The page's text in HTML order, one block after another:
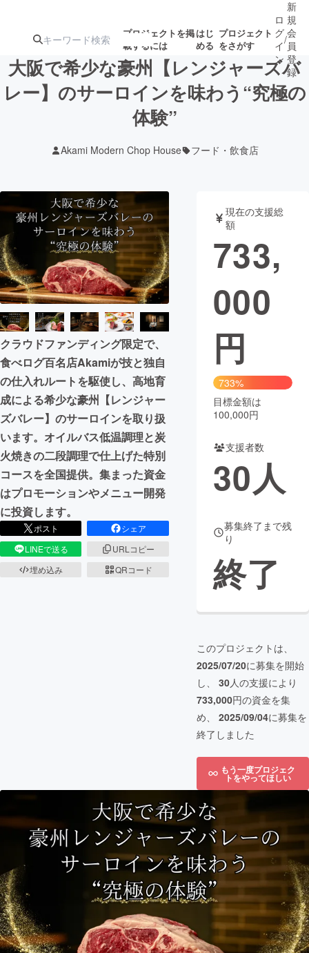
プロジェクトを掲
載するには
はじ
める
プロジェクト
をさがす
注目の新着プロ募集終了が近いプ
テクノロジー・ガジェット
映像・映画 書籍・雑誌
ビジネス・起業 チャレンジ
まちづくり・地域活性化
CAMPFIRE for Social Good
CAMPFIRE Creation
CAMPFIREふるさと納税machi-ya コミュニティ
ロ
グ
イ
ン
/
新
規
会
員
登
録
大阪で希少な豪州【レンジャーズバ
レー】のサーロインを味わう“究極の
体験”
Akami Modern Chop House フード・飲食店
クラウドファンディング限定で、
食べログ百名店Akamiが技と独自
の仕入れルートを駆使し、高地育
成による希少な豪州【レンジャー
ズバレー】のサーロインを取り扱
います。オイルバス低温調理と炭
火焼きの二段調理で仕上げた特別
コースを全国提供。集まった資金
はプロモーションやメニュー開発
に投資します。
ポスト
シェア
LINEで送る
URLコピー
埋め込み
QRコード
現在の支援総
額
733,
000
円
733%
目標金額は
100,000円
支援者数
30人
募集終了まで残
り
終了
このプロジェクトは、
2025/07/20に募集を開始
し、 30人の支援により
733,000円の資金を集
め、 2025/09/04に募集を
終了しました
もう一度プロジェク
トをやってほしい